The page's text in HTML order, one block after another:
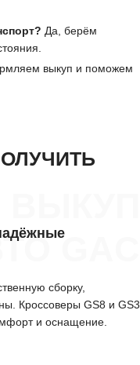
Да, берём
выкуп и поможем
GAC
сборку,
Кроссоверы GS8 и GS3
и оснащение.